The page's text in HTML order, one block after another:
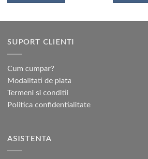
SUPORT CLIENTI
Cum cumpar?
Modalitati de plata
Termeni si conditii
Politica confidentialitate
ASISTENTA